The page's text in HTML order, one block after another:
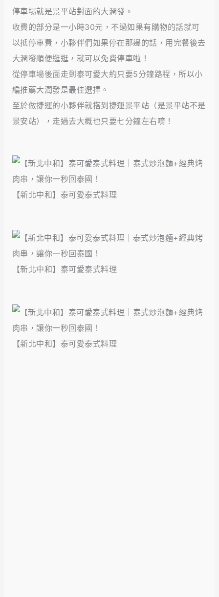
停車場就是景平站對面的大潤發。
收費的部分是一小時30元，不過如果有購物的話就可
以抵停車費，小夥伴們如果停在那邊的話，用完餐後去
大潤發順便逛逛，就可以免費停車啦！
從停車場後面走到泰可愛大約只要5分鐘路程，所以小
編推薦大潤發是最佳選擇。
至於做捷運的小夥伴就搭到捷運景平站（是景平站不是
景安站），走過去大概也只要七分鐘左右唷！
【新北中和】泰可愛泰式料理
【新北中和】泰可愛泰式料理
【新北中和】泰可愛泰式料理